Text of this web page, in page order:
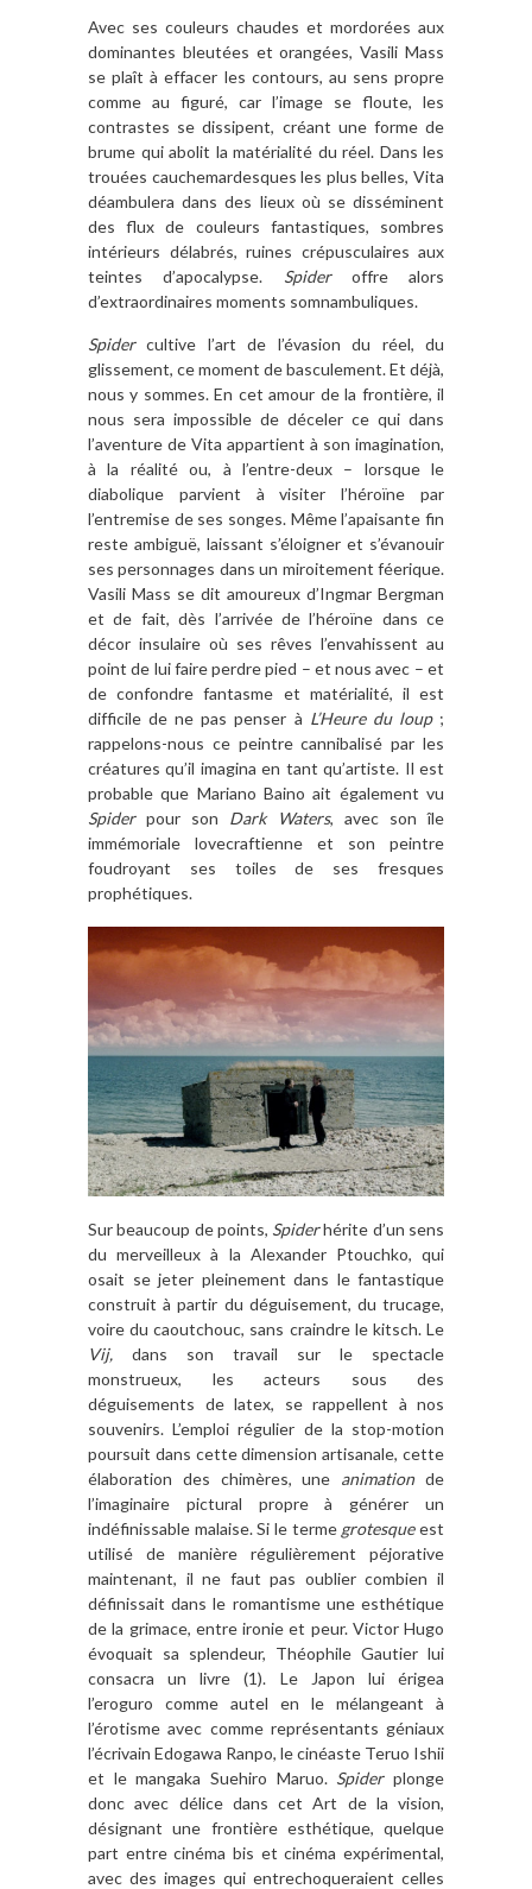
Avec ses couleurs chaudes et mordorées aux
dominantes bleutées et orangées, Vasili Mass
se plaît à effacer les contours, au sens propre
comme au figuré, car l’image se floute, les
contrastes se dissipent, créant une forme de
brume qui abolit la matérialité du réel. Dans les
trouées cauchemardesques les plus belles, Vita
déambulera dans des lieux où se disséminent
des flux de couleurs fantastiques, sombres
intérieurs délabrés, ruines crépusculaires aux
teintes d’apocalypse. Spideroffre alors
d’extraordinaires moments somnambuliques.
Spidercultive l’art de l’évasion du réel, du
glissement, ce moment de basculement. Et déjà,
nous y sommes. En cet amour de la frontière, il
nous sera impossible de déceler ce qui dans
l’aventure de Vita appartient à son imagination,
à la réalité ou, à l’entre-deux – lorsque le
diabolique parvient à visiter l’héroïne par
l’entremise de ses songes. Même l’apaisante fin
reste ambiguë, laissant s’éloigner et s’évanouir
ses personnages dans un miroitement féerique.
Vasili Mass se dit amoureux d’Ingmar Bergman
et de fait, dès l’arrivée de l’héroïne dans ce
décor insulaire où ses rêves l’envahissent au
point de lui faire perdre pied – et nous avec – et
de confondre fantasme et matérialité, il est
difficile de ne pas penser à L’Heure du loup;
rappelons-nous ce peintre cannibalisé par les
créatures qu’il imagina en tant qu’artiste. Il est
probable que Mariano Baino ait également vu
Spiderpour son Dark Waters, avec son île
immémoriale lovecraftienne et son peintre
foudroyant ses toiles de ses fresques
prophétiques.
Sur beaucoup de points, Spiderhérite d’un sens
du merveilleux à la Alexander Ptouchko, qui
osait se jeter pleinement dans le fantastique
construit à partir du déguisement, du trucage,
voire du caoutchouc, sans craindre le kitsch. Le
Vij, dans son travail sur le spectacle
monstrueux, les acteurs sous des
déguisements de latex, se rappellent à nos
souvenirs. L’emploi régulier de la stop-motion
poursuit dans cette dimension artisanale, cette
élaboration des chimères, une animationde
l’imaginaire pictural propre à générer un
indéfinissable malaise. Si le terme grotesqueest
utilisé de manière régulièrement péjorative
maintenant, il ne faut pas oublier combien il
définissait dans le romantisme une esthétique
de la grimace, entre ironie et peur. Victor Hugo
évoquait sa splendeur, Théophile Gautier lui
consacra un livre (1). Le Japon lui érigea
l’eroguro comme autel en le mélangeant à
l’érotisme avec comme représentants géniaux
l’écrivain Edogawa Ranpo, le cinéaste Teruo Ishii
et le mangaka Suehiro Maruo. Spiderplonge
donc avec délice dans cet Art de la vision,
désignant une frontière esthétique, quelque
part entre cinéma bis et cinéma expérimental,
avec des images qui entrechoqueraient celles